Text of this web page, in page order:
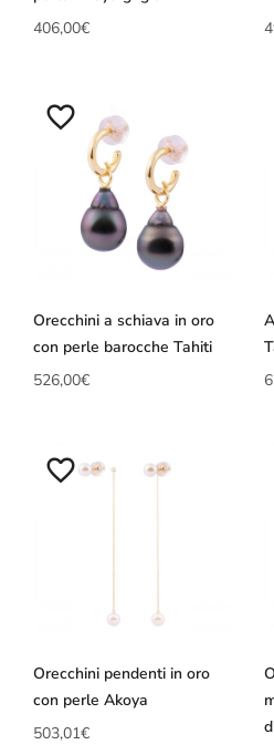
406,00€
Orecchini a schiava in oro
con perle barocche Tahiti
526,00€
Orecchini pendenti in oro
con perle Akoya
503,01€